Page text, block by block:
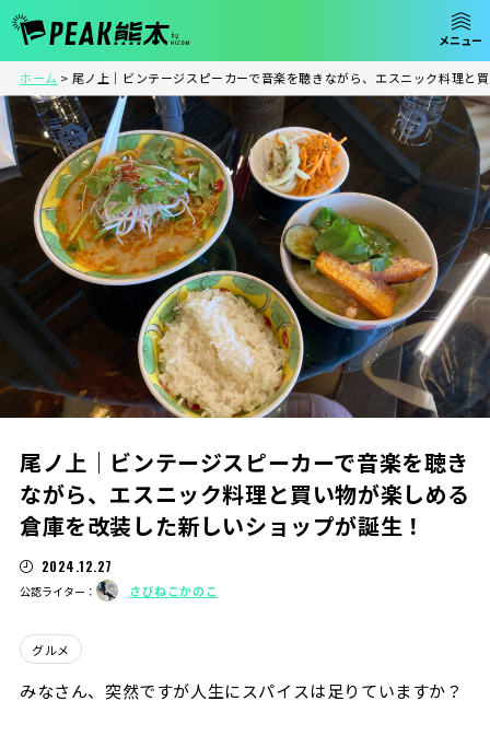
ホーム > 尾ノ上｜ビンテージスピーカーで音楽を聴きながら、エスニック料理と
尾ノ上｜ビンテージスピーカーで音楽を聴き
ながら、エスニック料理と買い物が楽しめる
倉庫を改装した新しいショップが誕生！
2024.12.27
公認ライター： さびねこかのこ
グルメ
みなさん、突然ですが人生にスパイスは足りていますか？